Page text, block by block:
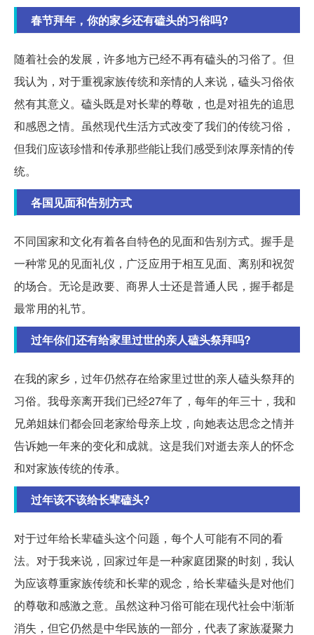
春节拜年，你的家乡还有磕头的习俗吗?
随着社会的发展，许多地方已经不再有磕头的习俗了。但
我认为，对于重视家族传统和亲情的人来说，磕头习俗依
然有其意义。磕头既是对长辈的尊敬，也是对祖先的追思
和感恩之情。虽然现代生活方式改变了我们的传统习俗，
但我们应该珍惜和传承那些能让我们感受到浓厚亲情的传
统。
各国见面和告别方式
不同国家和文化有着各自特色的见面和告别方式。握手是
一种常见的见面礼仪，广泛应用于相互见面、离别和祝贺
的场合。无论是政要、商界人士还是普通人民，握手都是
最常用的礼节。
过年你们还有给家里过世的亲人磕头祭拜吗?
在我的家乡，过年仍然存在给家里过世的亲人磕头祭拜的
习俗。我母亲离开我们已经27年了，每年的年三十，我和
兄弟姐妹们都会回老家给母亲上坟，向她表达思念之情并
告诉她一年来的变化和成就。这是我们对逝去亲人的怀念
和对家族传统的传承。
过年该不该给长辈磕头?
对于过年给长辈磕头这个问题，每个人可能有不同的看
法。对于我来说，回家过年是一种家庭团聚的时刻，我认
为应该尊重家族传统和长辈的观念，给长辈磕头是对他们
的尊敬和感激之意。虽然这种习俗可能在现代社会中渐渐
消失，但它仍然是中华民族的一部分，代表了家族凝聚力